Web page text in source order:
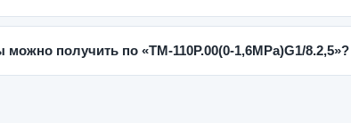
можно получить по «ТМ-110Р.00(0-1,6MPa)G1/8.2,5»?